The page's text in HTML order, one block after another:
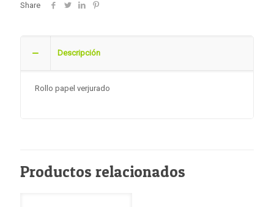
Share
Descripción
Rollo papel verjurado
Productos relacionados